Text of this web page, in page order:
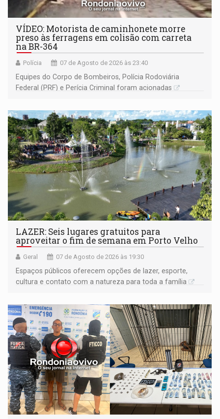
VÍDEO: Motorista de caminhonete morre
preso às ferragens em colisão com carreta
na BR-364
Polícia 07 de Agosto de 2026 às 23:40
Equipes do Corpo de Bombeiros, Polícia Rodoviária
Federal (PRF) e Perícia Criminal foram acionadas
LAZER: Seis lugares gratuitos para
aproveitar o fim de semana em Porto Velho
Geral 07 de Agosto de 2026 às 19:30
Espaços públicos oferecem opções de lazer, esporte,
cultura e contato com a natureza para toda a família